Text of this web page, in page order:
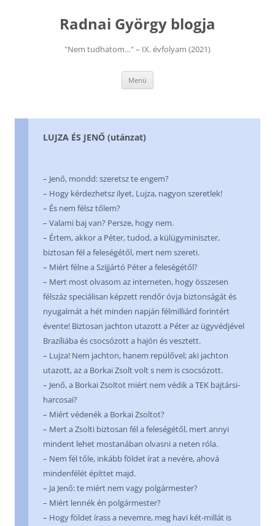
Radnai György blogja
"Nem tudhatom…" – IX. évfolyam (2021)
Menü
LUJZA ÉS JENŐ (utánzat)
– Jenő, mondd: szeretsz te engem?
– Hogy kérdezhetsz ilyet, Lujza, nagyon szeretlek!
– És nem félsz tőlem?
– Valami baj van? Persze, hogy nem.
– Értem, akkor a Péter, tudod, a külügyminiszter,
biztosan fél a feleségétől, mert nem szereti.
– Miért félne a Szijjártó Péter a feleségétől?
– Mert most olvasom az interneten, hogy összesen
félszáz speciálisan képzett rendőr óvja biztonságát és
nyugalmát a hét minden napján félmilliárd forintért
évente! Biztosan jachton utazott a Péter az ügyvédjével
Brazíliába és csocsózott a hajón és vesztett.
– Lujza! Nem jachton, hanem repülővel; aki jachton
utazott, az a Borkai Zsolt volt s nem is csocsózott.
– Jenő, a Borkai Zsoltot miért nem védik a TEK bajtársi-
harcosai?
– Miért védenék a Borkai Zsoltot?
– Mert a Zsolti biztosan fél a feleségétől, mert annyi
mindent lehet mostanában olvasni a neten róla.
– Nem fél tőle, inkább földet írat a nevére, ahová
mindenfélét építtet majd.
– Ja Jenő: te miért nem vagy polgármester?
– Miért lennék én polgármester?
– Hogy földet írass a nevemre, meg havi két-millát is